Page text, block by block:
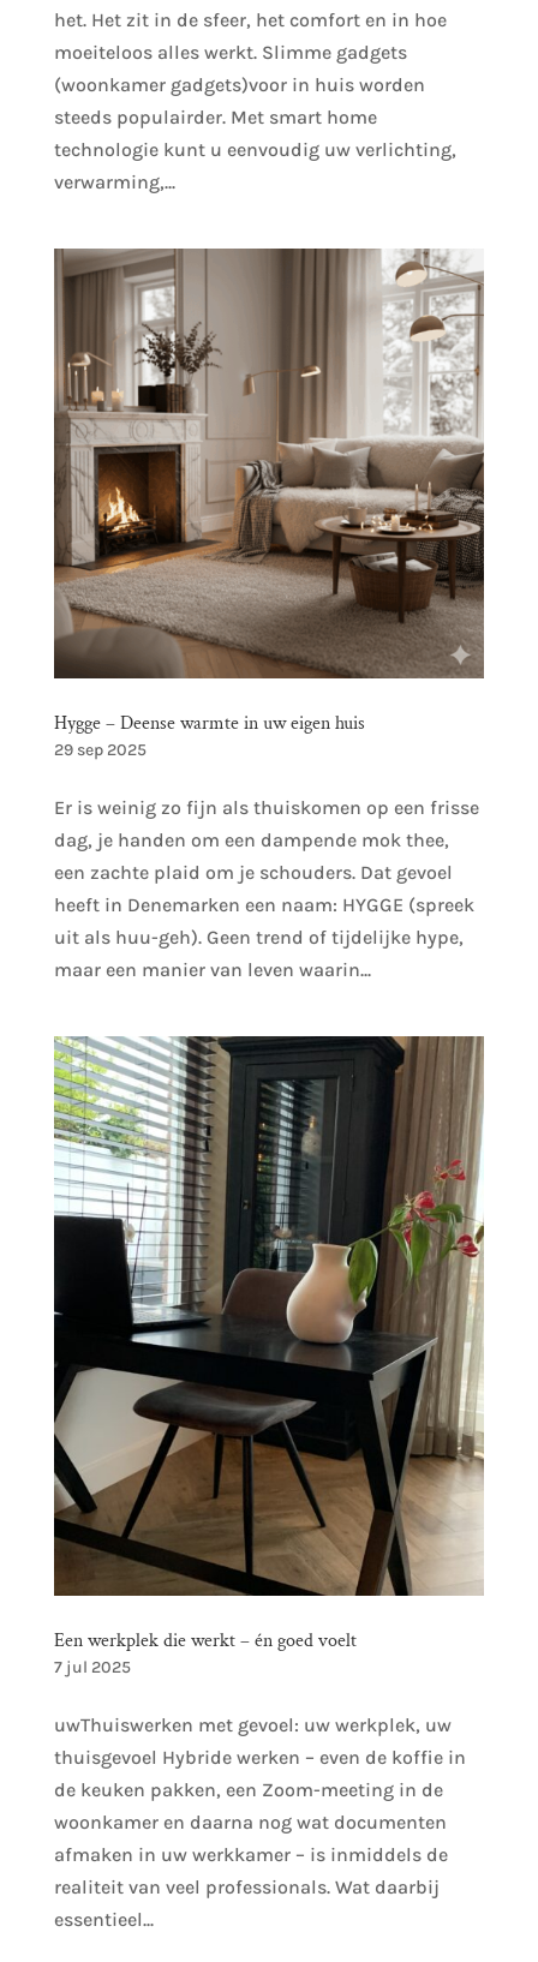
het. Het zit in de sfeer, het comfort en in hoe
moeiteloos alles werkt. Slimme gadgets
(woonkamer gadgets)voor in huis worden
steeds populairder. Met smart home
technologie kunt u eenvoudig uw verlichting,
verwarming,...
Hygge – Deense warmte in uw eigen huis
29 sep 2025
Er is weinig zo fijn als thuiskomen op een frisse
dag, je handen om een dampende mok thee,
een zachte plaid om je schouders. Dat gevoel
heeft in Denemarken een naam: HYGGE (spreek
uit als huu-geh). Geen trend of tijdelijke hype,
maar een manier van leven waarin...
Een werkplek die werkt – én goed voelt
7 jul 2025
uwThuiswerken met gevoel: uw werkplek, uw
thuisgevoel Hybride werken – even de koffie in
de keuken pakken, een Zoom-meeting in de
woonkamer en daarna nog wat documenten
afmaken in uw werkkamer – is inmiddels de
realiteit van veel professionals. Wat daarbij
essentieel...